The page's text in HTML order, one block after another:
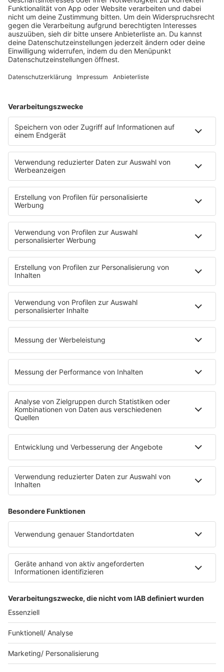
VON NACHTSCHWÄRMERN UND
HOME
PROGRAMM
Sendeplan
DJs
Playlist
MUSIC
Streams
Album der Woche
News
Highlights
Charts
EVENTS
Kontakt
Newsletter
Empfang
sunshine live App
werben bei SUNSHINE LIVE
SERVICE
Datenschutz
Datenschutzeinstellungen
Datenschutzerklärung zur sunshine live App
Impressum
Teilnahmebedingungen
SUNSHINE LIVE 24/7 ELECTRONIC
© sunshine live / realisiert auf Basis von resc.web, dem CMS von resc.